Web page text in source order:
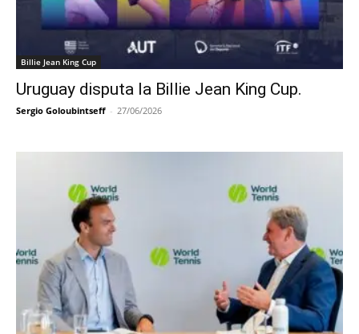
Billie Jean King Cup
Uruguay disputa la Billie Jean King Cup.
Sergio Goloubintseff - 27/06/2026